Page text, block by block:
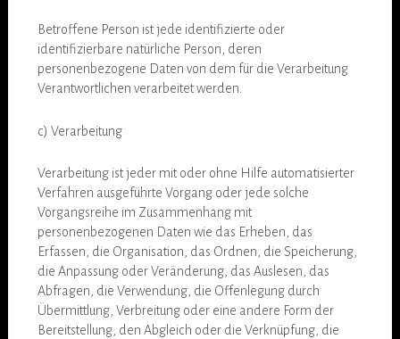
Betroffene Person ist jede identifizierte oder
identifizierbare natürliche Person, deren
personenbezogene Daten von dem für die Verarbeitung
Verantwortlichen verarbeitet werden.
c) Verarbeitung
Verarbeitung ist jeder mit oder ohne Hilfe automatisierter
Verfahren ausgeführte Vorgang oder jede solche
Vorgangsreihe im Zusammenhang mit
personenbezogenen Daten wie das Erheben, das
Erfassen, die Organisation, das Ordnen, die Speicherung,
die Anpassung oder Veränderung, das Auslesen, das
Abfragen, die Verwendung, die Offenlegung durch
Übermittlung, Verbreitung oder eine andere Form der
Bereitstellung, den Abgleich oder die Verknüpfung, die